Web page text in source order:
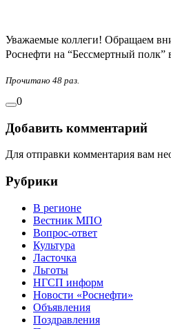
Уважаемые коллеги! Обращаем
Роснефти на “Бессмертный полк” в
Прочитано 48 раз.
0
Добавить комментарий
Для отправки комментария вам
Рубрики
В регионе
Вестник МПО
Вопрос-ответ
Культура
Ласточка
Льготы
НГСП информ
Новости «Роснефти»
Объявления
Поздравления